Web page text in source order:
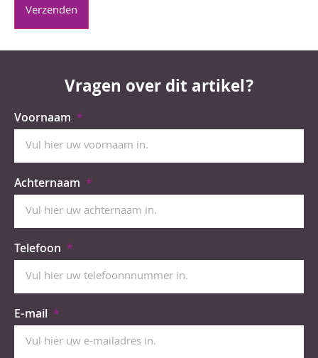
Vragen over dit artikel?
Voornaam
Achternaam
Telefoon
E-mail